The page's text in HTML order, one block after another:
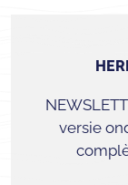
versie